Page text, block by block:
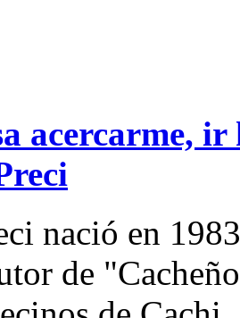
acercarme,
nació en
de